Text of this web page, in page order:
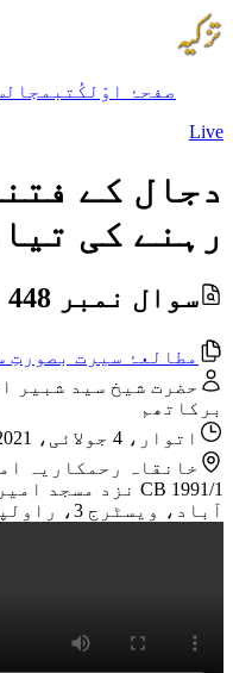
صفحۂ اوّل کُتب
Live
دجال کے
رہنے کی
سوال نمبر 448
مطالعۂ سیرت بصورتِ
حضرت شیخ سید شبیر
برکاتھم
اتوار، 4 جولائی، 2021 کو 04:49 AM
خانقاہ رحمکاریہ
آباد، ویسٹرج 3، راولپنڈی